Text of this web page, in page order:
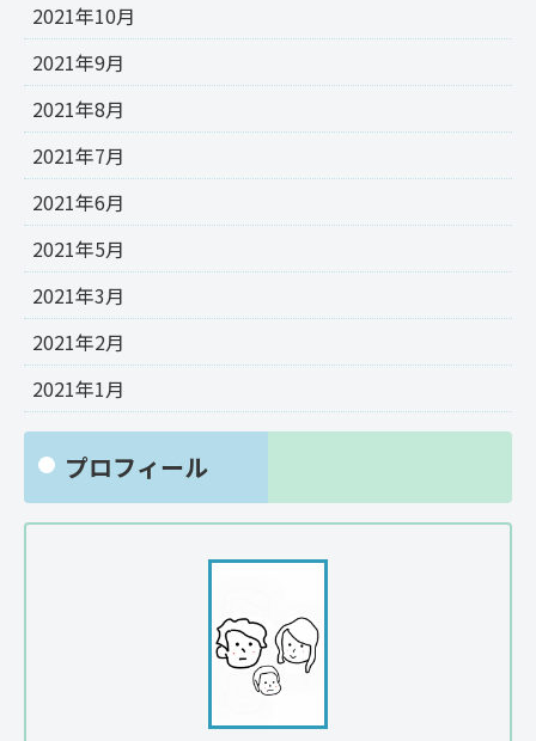
2021年10月
2021年9月
2021年8月
2021年7月
2021年6月
2021年5月
2021年3月
2021年2月
2021年1月
プロフィール